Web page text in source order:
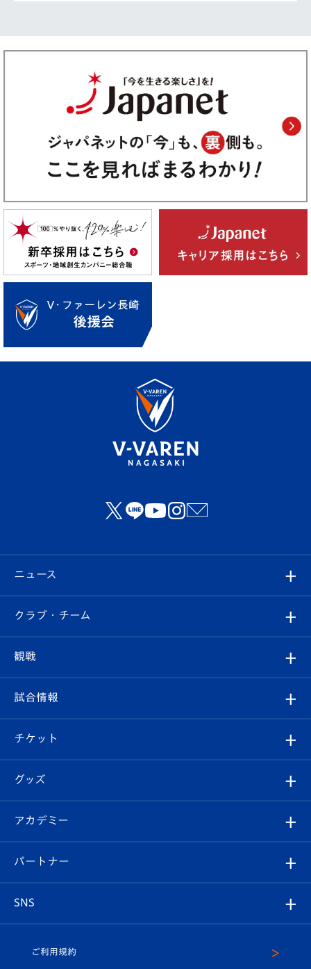
ニュース
すべて
クラブ
試合情報
チケット
イベント
メディア
ホームタウン
クラブ・チーム
クラブ概要
エンブレム紹介
スタッフプロフィール
マスコット紹介
観戦
観戦ルール
はじめての観戦ガイド
Revive Team
ヴィヴィくんの長崎おもてなしガイド
試合情報
試合日程/結果
フォトギャラリー
スタジアムグルメ
チケット
チケット
V-LOVERS（ファンクラブ）
プレイヤーズスイート
グッズ
オンラインショップ
店舗情報
アカデミー
育成からのお知らせ
U-18
パートナー
SNS
ご利用規約